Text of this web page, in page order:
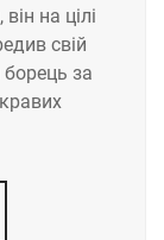
на цілі
свій
за